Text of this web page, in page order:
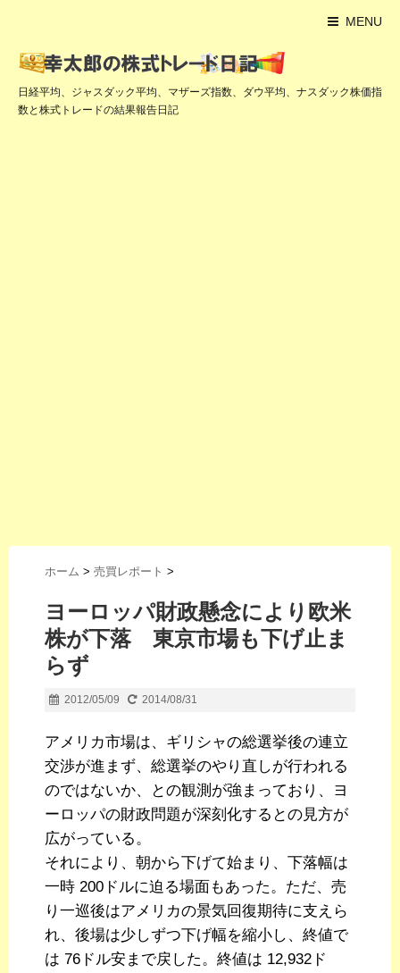
MENU
日経平均、ジャスダック平均、マザーズ指数、ダウ平均、ナスダック株価指
数と株式トレードの結果報告日記
ホーム > 売買レポート >
ヨーロッパ財政懸念により欧米
株が下落 東京市場も下げ止ま
らず
2012/05/09 2014/08/31
アメリカ市場は、ギリシャの総選挙後の連立
交渉が進まず、総選挙のやり直しが行われる
のではないか、との観測が強まっており、ヨ
ーロッパの財政問題が深刻化するとの見方が
広がっている。
それにより、朝から下げて始まり、下落幅は
一時 200ドルに迫る場面もあった。ただ、売
り一巡後はアメリカの景気回復期待に支えら
れ、後場は少しずつ下げ幅を縮小し、終値で
は 76ドル安まで戻した。終値は 12,932ド